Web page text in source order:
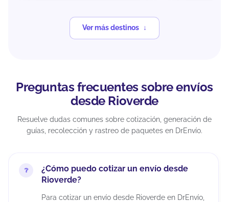
Ver más destinos
Preguntas frecuentes sobre envíos
desde Rioverde
Resuelve dudas comunes sobre cotización, generación de
guías, recolección y rastreo de paquetes en DrEnvío.
¿Cómo puedo cotizar un envío desde
Rioverde?
Para cotizar un envío desde Rioverde en DrEnvío,